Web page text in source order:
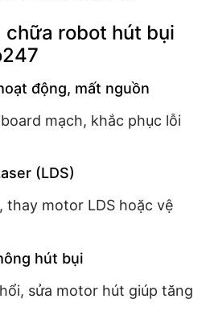
chữa robot hút bụi
động, mất nguồn
mạch, khắc phục lỗi
(LDS)
thay motor LDS hoặc vệ
hút bụi
sửa motor hút giúp tăng